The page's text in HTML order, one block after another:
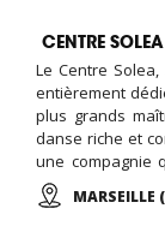
Le Centre
entièrement
plus grands
danse riche et
une compagnie
Cours de danse
spectacles,
MARSEILLE